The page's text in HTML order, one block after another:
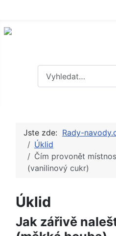
Jste zde: Rady-
Úklid
Čím provonět
(vanilinový cukr)
Úklid
Jak zářivě